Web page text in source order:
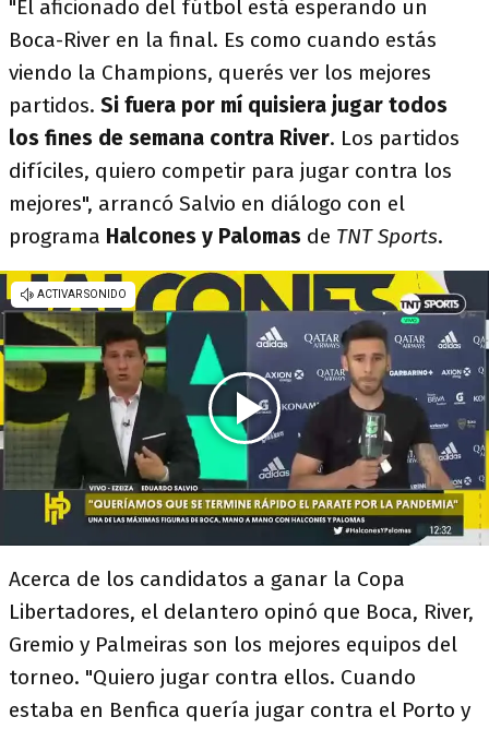
"El aficionado del fútbol está esperando un
Boca-River en la final. Es como cuando estás
viendo la Champions, querés ver los mejores
partidos. Si fuera por mí quisiera jugar todos
los fines de semana contra River. Los partidos
difíciles, quiero competir para jugar contra los
mejores", arrancó Salvio en diálogo con el
programa Halcones y Palomas de TNT Sports.
Acerca de los candidatos a ganar la Copa
Libertadores, el delantero opinó que Boca, River,
Gremio y Palmeiras son los mejores equipos del
torneo. "Quiero jugar contra ellos. Cuando
estaba en Benfica quería jugar contra el Porto y